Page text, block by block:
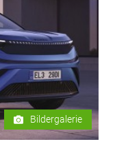
Bildergalerie